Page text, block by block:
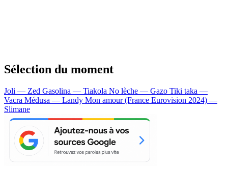
Sélection du moment
Joli — Zed Gasolina — Tiakola No lèche — Gazo Tiki taka —
Vacra Médusa — Landy Mon amour (France Eurovision 2024) —
Slimane